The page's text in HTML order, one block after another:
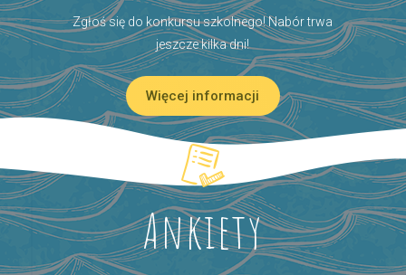
Zgłoś się do konkursu szkolnego! Nabór trwa
jeszcze kilka dni!
Więcej informacji
Ankiety